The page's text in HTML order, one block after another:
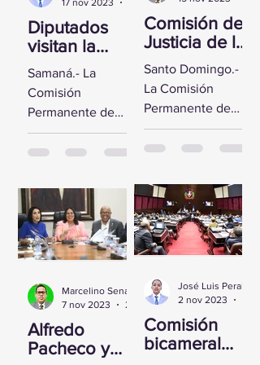
Diputados
visitan la
Fortaleza de
Santa
Bárbara de
Samaná
Samaná.- La
Comisión
Permanente de
Derechos
Humanos de la
Diputados visitó la
Fortaleza de Santa
Bárbara de
Samaná, a fin de...
Comisión de
Justicia de la
CD se reúne
con Yeni
Berenice
Reynoso
Santo Domingo.-
La Comisión
Permanente de
Justicia de la
Cámara de
un encuentro con
la Directora de
Persecución del...
Alfredo
Pacheco y
Marcelino Sena
7 nov 2023
Comisión
bicameral
José Luis Peralta
2 nov 2023